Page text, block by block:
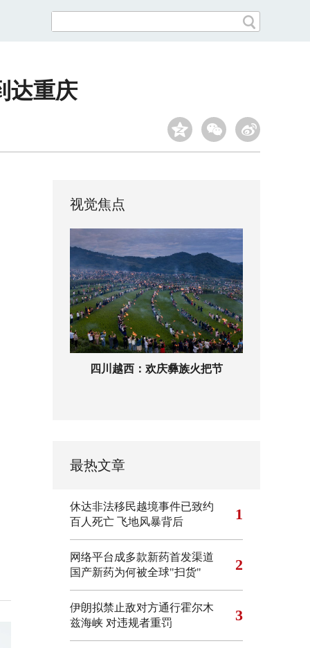
达重庆
视觉焦点
四川越西：欢庆彝族火把节
最热文章
休达非法移民越境事件已致约
百人死亡 飞地风暴背后 1
网络平台成多款新药首发渠道
国产新药为何被全球"扫货"
2
伊朗拟禁止敌对方通行霍尔木
兹海峡 对违规者重罚
3